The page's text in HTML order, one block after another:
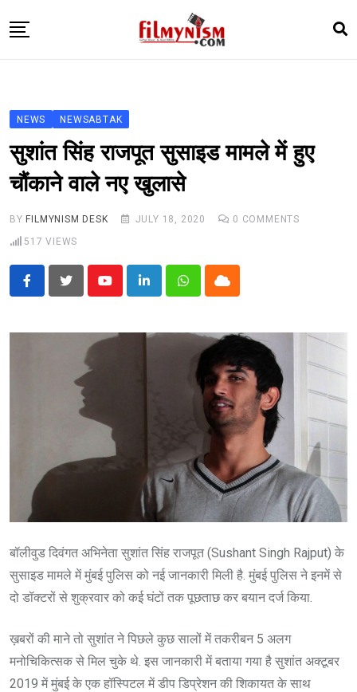
to
TELEVISION
BHOJPURI
NEWS ABTAK
STARRY SIDES
NEWS NEWSABTAK
सुशांत सिंह राजपूत सुसाइड मामले में हुए
चौंकाने वाले नए खुलासे
BY FILMYNISM DESK JULY 18, 2020 0 COMMENTS
517 VIEWS
YoutubeLinkedInWhatsappCloud
बॉलीवुड दिवंगत अभिनेता सुशांत सिंह राजपूत (Sushant Singh Rajput) के
सुसाइड मामले में मुंबई पुलिस को नई जानकारी मिली है. मुंबई पुलिस ने इनमें से
दो डॉक्टरों से शुक्रवार को कई घंटों तक पूछताछ कर बयान दर्ज किया.
ख़बरों की माने तो सुशांत ने पिछले कुछ सालों में तकरीबन 5 अलग
मनोचिकित्सक से मिल चुके थे. इस जानकारी में बताया गया है सुशांत अक्टूबर
2019 में मुंबई के एक हॉस्पिटल में डीप डिप्रेशन की शिकायत के साथ